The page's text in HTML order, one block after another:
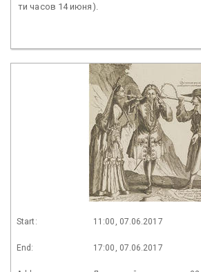
ти часов 14 июня).
Start: 11:00, 07.06.2017
End: 17:00, 07.06.2017